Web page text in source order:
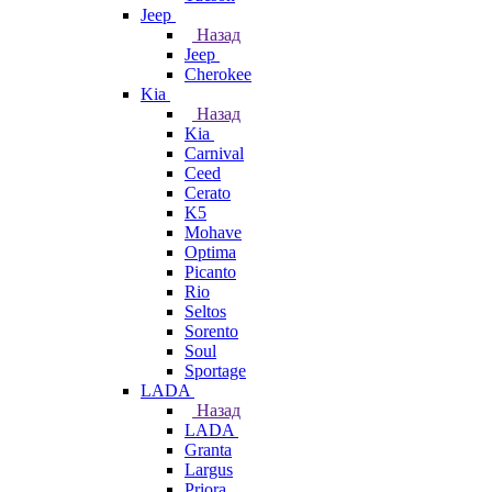
Jeep
Назад
Jeep
Cherokee
Kia
Назад
Kia
Carnival
Ceed
Cerato
K5
Mohave
Optima
Picanto
Rio
Seltos
Sorento
Soul
Sportage
LADA
Назад
LADA
Granta
Largus